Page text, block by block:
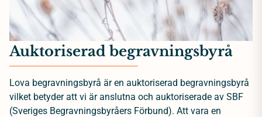
Auktoriserad begravningsbyrå
Lova begravningsbyrå är en auktoriserad begravningsbyrå
vilket betyder att vi är anslutna och auktoriserade av SBF
(Sveriges Begravningsbyråers Förbund). Att vara en